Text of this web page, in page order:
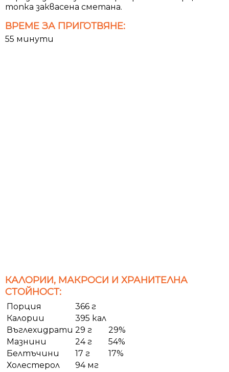
топка заквасена сметана.
ВРЕМЕ ЗА ПРИГОТВЯНЕ:
55 минути
КАЛОРИИ, МАКРОСИ И ХРАНИТЕЛНА
СТОЙНОСТ:
Порция
366 г
Калории
395 кал
Въглехидрати 29 г
29%
Мазнини
24 г
54%
Белтъчини
17 г
17%
Холестерол
94 мг